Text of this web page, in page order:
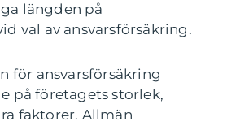
längden på
val av ansvarsförsäkring.
för ansvarsförsäkring
på företagets storlek,
faktorer. Allmän